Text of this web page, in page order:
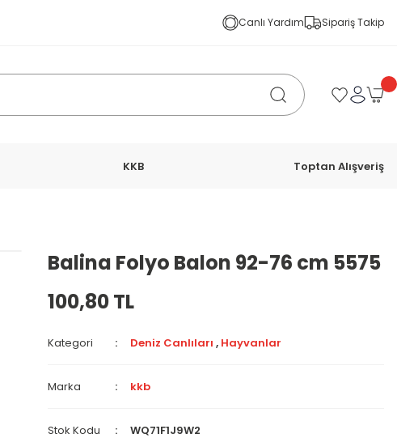
Canlı Yardım Sipariş Takip
KKB Toptan Alışveriş
Balina Folyo Balon 92-76 cm 5575
100,80 TL
Kategori Deniz Canlıları , Hayvanlar
Marka kkb
Stok Kodu WQ71F1J9W2